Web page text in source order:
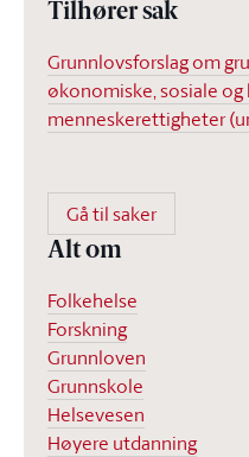
Tilhører sak
Grunnlovsforslag om
økonomiske, sosiale
menneskerettigheter
Gå til saker
Alt om
Folkehelse
Forskning
Grunnloven
Grunnskole
Helsevesen
Høyere utdanning